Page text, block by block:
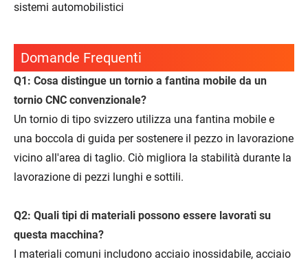
sistemi automobilistici
Domande Frequenti
Q1: Cosa distingue un tornio a fantina mobile da un
tornio CNC convenzionale?
Un tornio di tipo svizzero utilizza una fantina mobile e
una boccola di guida per sostenere il pezzo in lavorazione
vicino all'area di taglio. Ciò migliora la stabilità durante la
lavorazione di pezzi lunghi e sottili.
Q2: Quali tipi di materiali possono essere lavorati su
questa macchina?
I materiali comuni includono acciaio inossidabile, acciaio